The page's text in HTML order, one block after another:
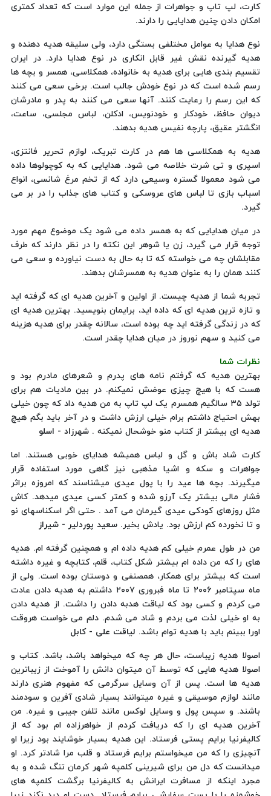
کارت، لپ تاپ و جواهرات از جمله این موارد است که تعداد کمتری
امکان دادن چنین هدایایی را دارند.
نوع هدایا به عوامل مختلفی بستگی دارد، ولی سلیقه هدیه دهنده و
هدیه گیرنده نقش غیر قابل انکاری در نوع هدایا دارد. در ایران
تقسیم بندی هایی برای هدیه به خانواده، همکلاسی، همسر و بچه ها
رسم شده است که در نوع خودش جالب است. برخی سعی می کنند
که این رسم را رعایت کنند. آنها سعی می کنند به پدر و مادرشان
دیوان حافظ، خودکار و خودنویس، ادکلن، لباس مجلسی، ساعت،
انگشتر عقیق، پارچه نفیس هدیه بدهند.
هدیه به همکلاسی ها هم در کارت تبریک، لوازم تحریر فانتزی،
اسپری و تی شرت خلاصه می شود. هدایایی که به کوچولوها داده
می شود معمولا گستره وسیعی دارد که از تخم مرغ شانسی، انواع
اسباب بازی تا لباس های عروسکی و کتاب های جذاب را در بر می
گیرد.
در میان هدایایی که به همسر داده می شود یک موضوع مهم مورد
توجه قرار می گیرد، زن یا شوهر این نکته را در نظر دارند که طرف
مقابلشان چه می خواسته که تا به حال به دست نیاورده و سعی می
کنند همان را به عنوان هدیه به همسرشان بدهند.
تجربه شما از هدیه چیست. از اولین و آخرین هدیه ای که گرفته اید
و تازه ترین هدیه ای که داده اید، برایمان بنویسید. بهترین هدیه ای
که در زندگی گرفته اید چه بوده است، سالانه چقدر برای هدیه هزینه
می کنید و سهم نوروز در میان هدایا چقدر است.
نظرات شما
بهترین هدیه که گرفتم نامه های پدرم و شعرهای مادرم بود و
هست که با هیچ چیزی عوضش نمیکنم. در بین مادیات هم برای
تولد ۳۵ سالگیم همسرم یک لپ تاپ به من هدیه داد که چون خیلی
بهش احتیاج داشتم برام خیلی ارزش داشت و در آخر باید بگم هیچ
هدیه ای بیشتر از کتاب منو خوشحال نمیکنه . شهرزاد - اسلو
کارت شاد باش و گل و لباس همیشه هدایای خوبی هستند. اما
جواهرات و سکه و اشیا مذهبی نیز گاهی مورد استفاده قرار
میگیرند. بچه ها عید را با پول عیدی میشناسند که امروزه براثر
فشار مالی بیشتر یک آرزو شده و کمتر کسی عیدی میدهد. کاش
مثل روزهای کودکی عیدی گیرمان می آمد . حتی اگر اسکناسهای نو
و تا نخورده کم ارزش بود. یادش بخیر. سعید پوردلیر - شیراز
من در طول عمرم خیلی کم هدیه داده ام و همچنین گرفته ام. هدیه
های را که من داده ام بیشتر شکل کتاب، قلم، کتابچه و غیره داشته
است که بیشتر برای همکار، همصنفی و دوستان بوده است. ولی از
ماه سپتامبر ۲۰۰۶ تا ماه فبروری ۲۰۰۷ داشتم به هدیه دادن عادت
می کردم و کسی بود که لیاقت هدبه دادن را داشت. از هدیه دادن
به او خیلی لذت می بردم و شاد می شدم. دلم می خواست هروقت
اورا ببینم باید با هدیه توام باشد. لیاقت علی - کابل
اصولا هدیه زیباست، حال هر چه که میخواهد باشد، باشد. کتاب و
اصولا هدیه هایی که توسط آن میتوان دانش را آموخت از زیباترین
هدیه ها است. پس از آن وسایل سرگرمی که مفهوم هنری دارند
مانند لوازم موسیقی و غیره میتوانند بسیار شادی آفرین و سودمند
باشند. و سپس پول و وسایل لوکس مانند تلفن جیبی و غیره. من
آخرین هدیه ای را که دریافت کردم از خواهرزاده ام بود که از
کالیفرنیا برایم پستی فرستاد. این هدیه بسیار خوشایند بود زیرا او
آنچیزی را که من میخواستم برایم فرستاد و قلب مرا شادتر کرد. او
میدانست که دل من برای شیرینی کلمپه شهر کرمان تنگ شده و به
مجرد اینکه از مسافرت ایرانش به کالیفرنیا برگشت کلمپه های